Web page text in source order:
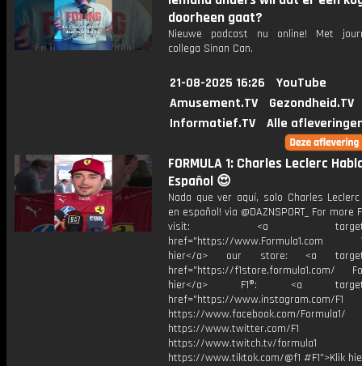
doorheen gaat?
Nieuwe podcast nu online! Met
collega Sinan Can.
21-08-2025 16:26
YouTube
Amusement.TV
Gezondheid.TV
Informatief.TV
Alle
FORMULA 1: Charles Leclerc
Español 😍
Nada que ver aquí, solo Charles
en español! via @DAZNSPORT_ For more
visit: <a
href="https://www.Formula1.com
hier</a> our store: <a
href="https://f1store.formula1.com/
hier</a> F1®: <a
href="https://www.instagram.com/F1
https://www.facebook.com/Formula1/
https://www.twitter.com/F1
https://www.twitch.tv/formula1
https://www.tiktok.com/@f1 #F1">Klik